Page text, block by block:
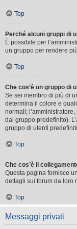
Top
Perché alcuni gruppi di
È possibile per
un gruppo per rendere
Top
Che cos’è un gruppo di
Se sei membro di più di
determina il colore e
normali;
dal gruppo predefinito).
gruppo di utenti
Top
Che cos’è il
Questa pagina fornisce
dettagli sui forum da loro
Top
Messaggi privati